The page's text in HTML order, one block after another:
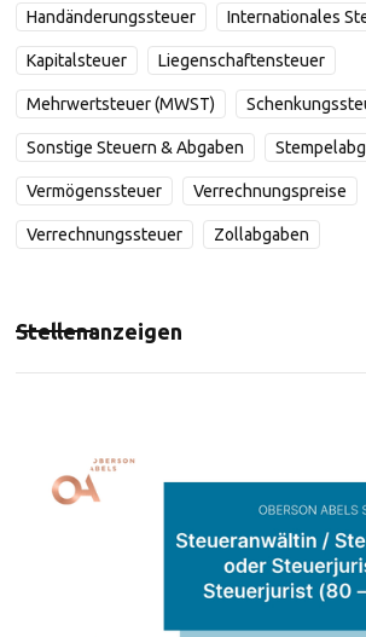
Handänderungssteuer Internationales
Kapitalsteuer Liegenschaftensteuer
Mehrwertsteuer (MWST)
Sonstige Steuern & Abgaben
Vermögenssteuer Verrechnungspreise
Verrechnungssteuer Zollabgaben
Stellenanzeigen